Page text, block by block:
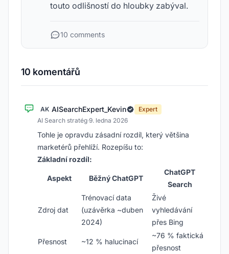
touto odlišností do hloubky zabýval.
10 comments
10 komentářů
AK AISearchExpert_Kevin
Expert
AI Search stratég·9. ledna 2026
Tohle je opravdu zásadní rozdíl, který většina
marketérů přehlíží. Rozepíšu to:
Základní rozdíl:
Aspekt Běžný ChatGPT
ChatGPT
Search
Zdroj dat
Trénovací data
(uzávěrka ~duben
2024)
Živé
vyhledávání
přes Bing
Přesnost ~12 % halucinací
~76 % faktická
přesnost